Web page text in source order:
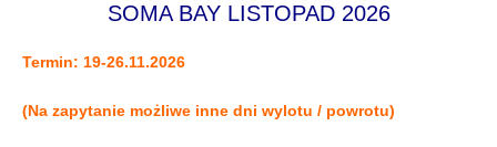
SOMA BAY LISTOPAD 2026
Termin: 19-26.11.2026
(Na zapytanie możliwe inne dni wylotu / powrotu)